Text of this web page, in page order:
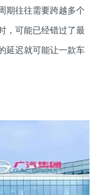
期往往需要跨越多个
，可能已经错过了最
延迟就可能让一款车